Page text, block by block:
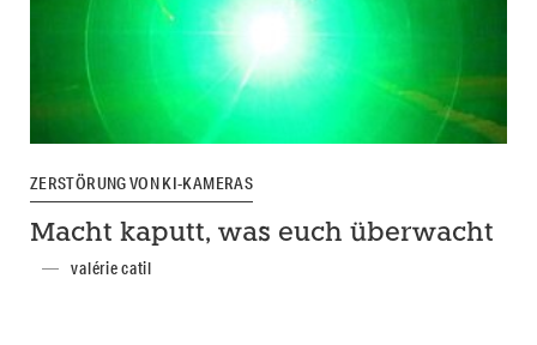
ZERSTÖRUNG VON KI-KAMERAS
Macht kaputt, was euch überwacht
valérie catil